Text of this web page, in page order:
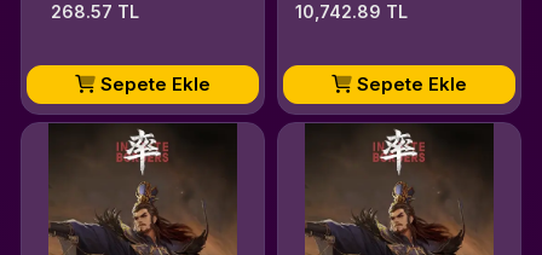
268.57 TL
Sepete Ekle
10,742.89 TL
Sepete Ekle